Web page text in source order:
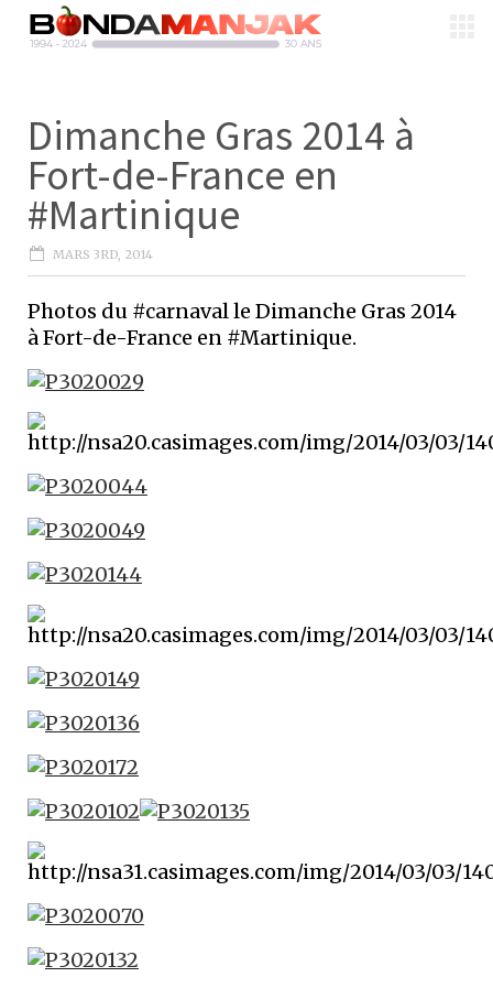
Dimanche Gras 2014 à
Fort-de-France en
#Martinique
MARS 3RD, 2014
Photos du #carnaval le Dimanche Gras 2014
à Fort-de-France en #Martinique.